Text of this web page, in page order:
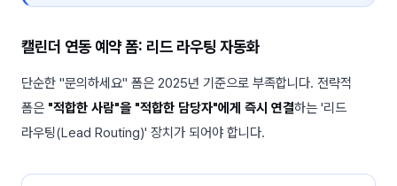
캘린더 연동 예약 폼: 리드 라우팅 자동화
단순한 "문의하세요" 폼은 2025년 기준으로 부족합니다. 전략적
폼은 "적합한 사람"을 "적합한 담당자"에게 즉시 연결하는 '리드
라우팅(Lead Routing)' 장치가 되어야 합니다.